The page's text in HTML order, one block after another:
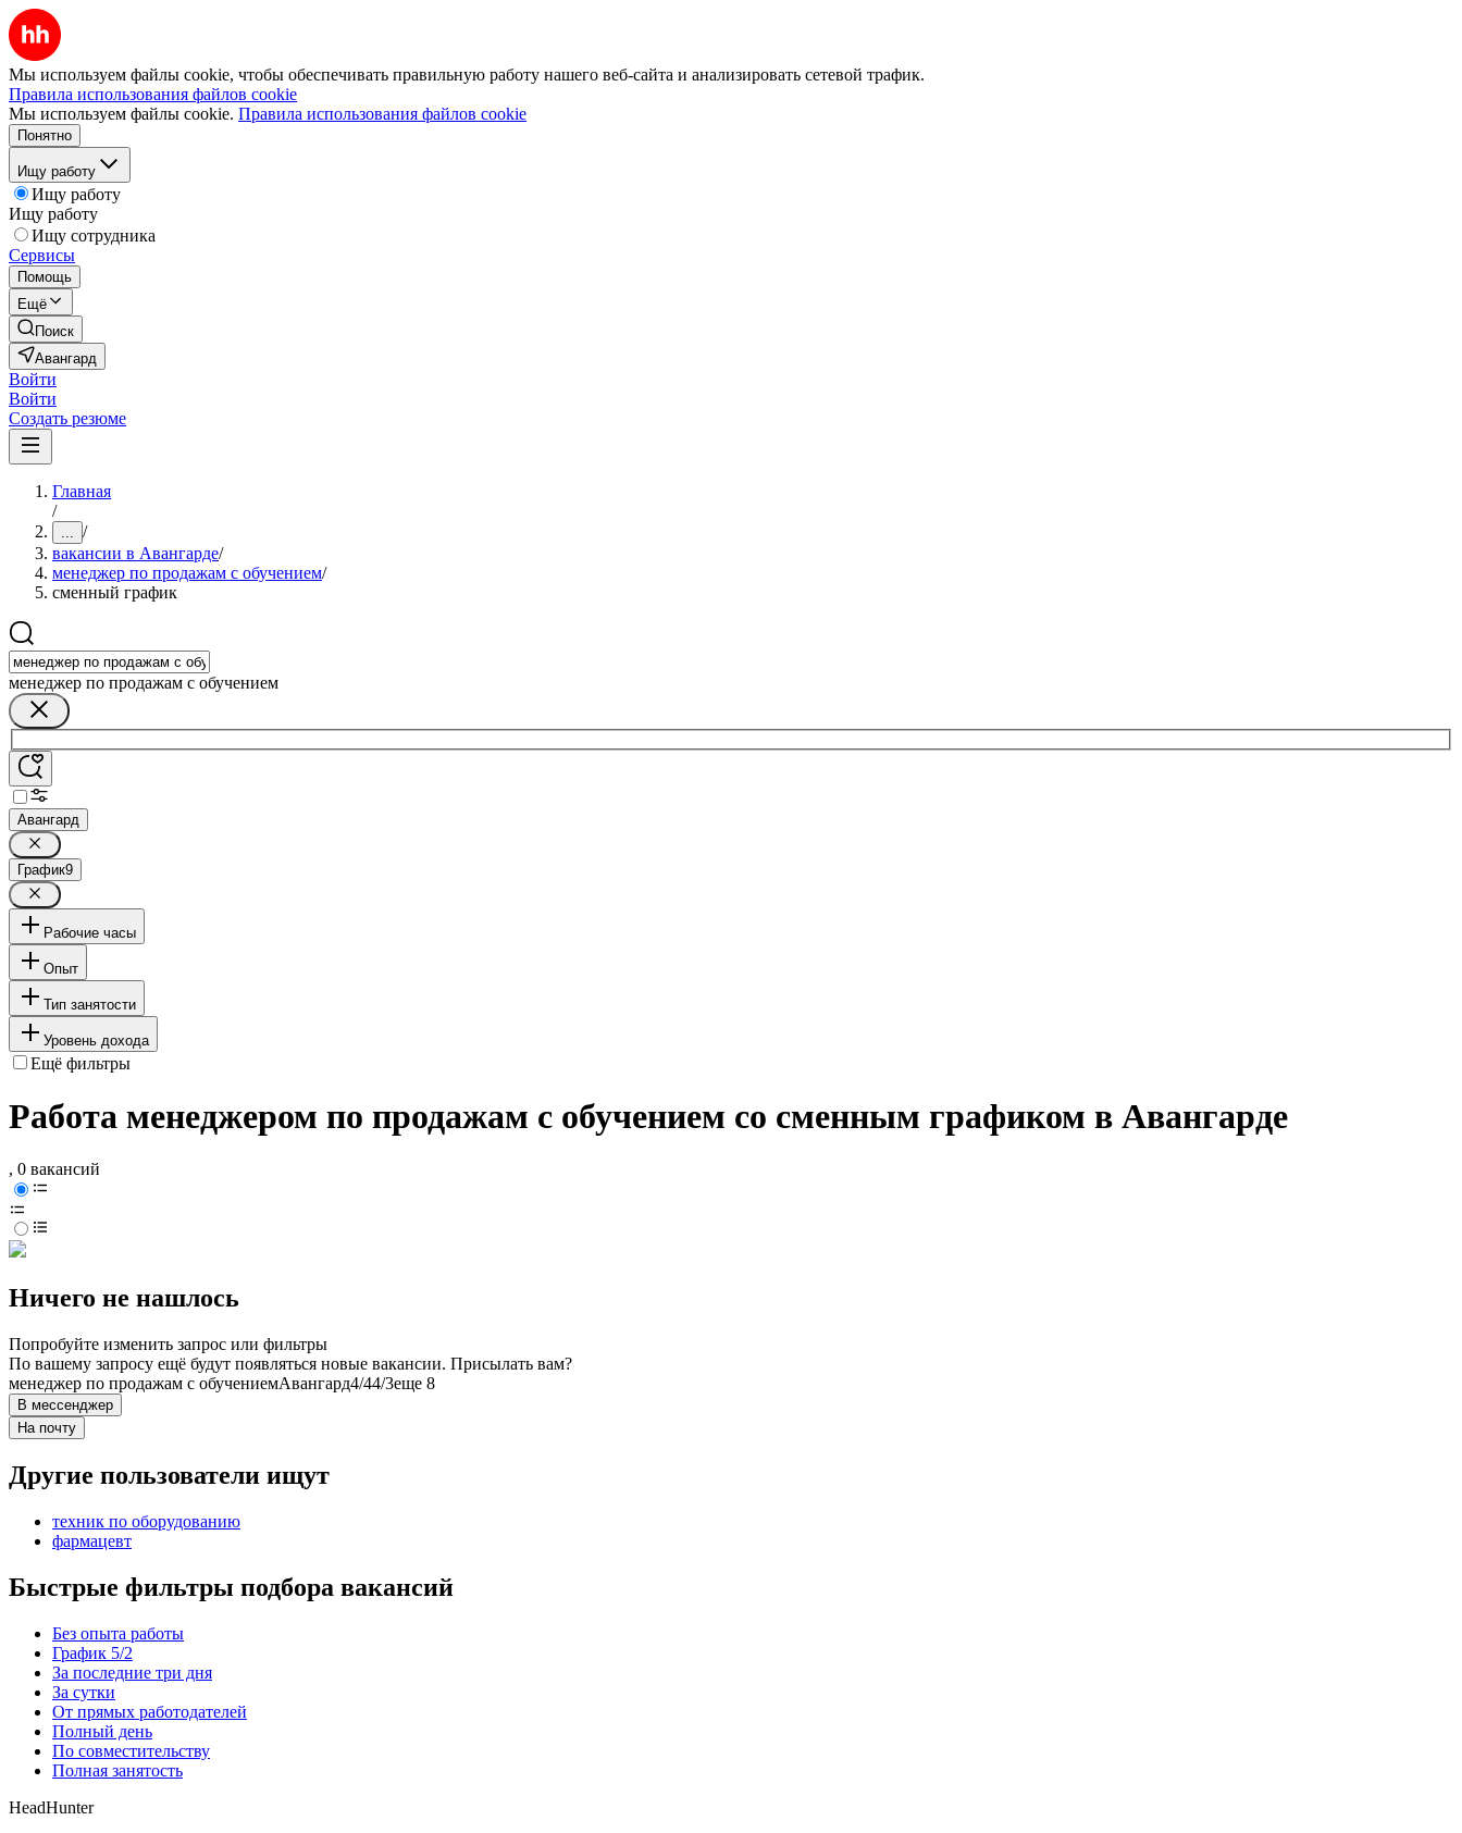
Мы используем файлы cookie, чтобы обеспечивать правильную работу нашего веб-сайта и анализировать сетевой трафик.
Правила использования файлов cookie
Мы используем файлы cookie. Правила использования файлов cookie
Понятно
Ищу работу
Ищу работу
Ищу работу
Ищу сотрудника
Сервисы
Помощь
Ещё
Поиск
Авангард
Войти
Войти
Создать резюме
Главная
/
... /
вакансии в Авангарде/
менеджер по продажам с обучением/
сменный график
менеджер по продажам с обучением
Авангард
График9
Рабочие часы
Опыт
Тип занятости
Уровень дохода
Ещё фильтры
Работа менеджером по продажам с обучением со сменным графиком в Авангарде
, 0 вакансий
Ничего не нашлось
Попробуйте изменить запрос или фильтры
По вашему запросу ещё будут появляться новые вакансии. Присылать вам?
менеджер по продажам с обучениемАвангард4/44/3еще 8
В мессенджер
На почту
Другие пользователи ищут
техник по оборудованию
фармацевт
Быстрые фильтры подбора вакансий
Без опыта работы
График 5/2
За последние три дня
За сутки
От прямых работодателей
Полный день
По совместительству
Полная занятость
HeadHunter